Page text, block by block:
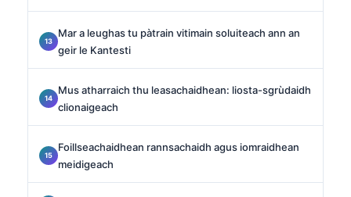
Mar a leughas tu pàtrain vitimain soluiteach ann an
geir le Kantesti
Mus atharraich thu leasachaidhean: liosta-sgrùdaidh
clionaigeach
Foillseachaidhean rannsachaidh agus iomraidhean
meidigeach